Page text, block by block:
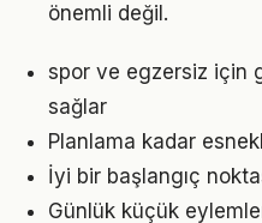
önemli değil.
spor ve egzersiz için
sağlar
Planlama kadar
İyi bir başlangıç
Günlük küçük